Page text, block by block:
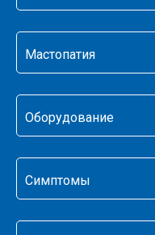
Мастопатия
Оборудование
Симптомы